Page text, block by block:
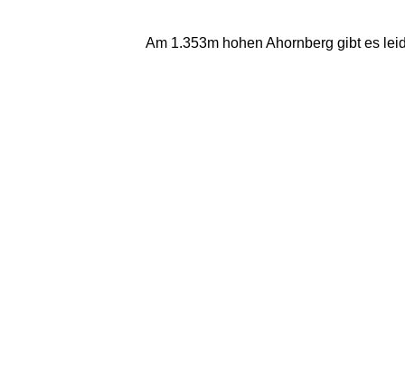
Am 1.353m hohen Ahornberg gibt es